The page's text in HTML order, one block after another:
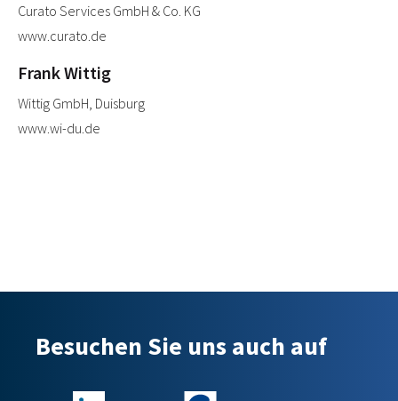
Curato Services GmbH & Co. KG
www.curato.de
Frank Wittig
Wittig GmbH, Duisburg
www.wi-du.de
Besuchen Sie uns auch auf